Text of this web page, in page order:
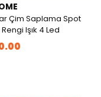
Çim Saplama Spot
Işık 4 Led